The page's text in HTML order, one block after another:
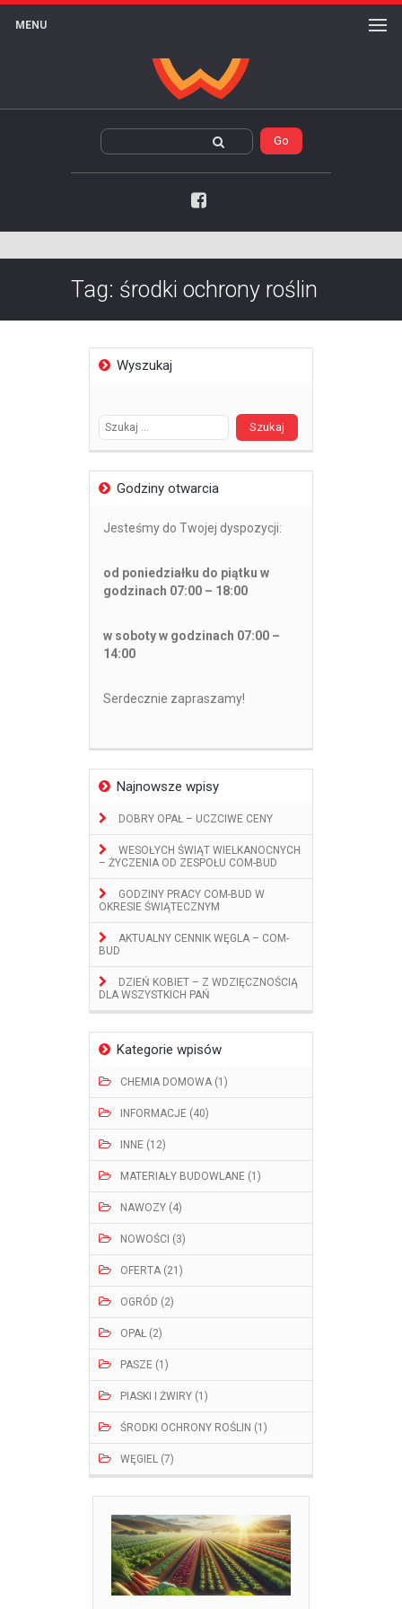
MENU
Tag: środki ochrony roślin
Wyszukaj
Godziny otwarcia
Jesteśmy do Twojej dyspozycji:
od poniedziałku do piątku w
godzinach 07:00 – 18:00
w soboty w godzinach 07:00 –
14:00
Serdecznie zapraszamy!
Najnowsze wpisy
DOBRY OPAŁ – UCZCIWE CENY
WESOŁYCH ŚWIĄT WIELKANOCNYCH
– ŻYCZENIA OD ZESPOŁU COM-BUD
GODZINY PRACY COM-BUD W
OKRESIE ŚWIĄTECZNYM
AKTUALNY CENNIK WĘGLA – COM-
BUD
DZIEŃ KOBIET – Z WDZIĘCZNOŚCIĄ
DLA WSZYSTKICH PAŃ
Kategorie wpisów
CHEMIA DOMOWA (1)
INFORMACJE (40)
INNE (12)
MATERIAŁY BUDOWLANE (1)
NAWOZY (4)
NOWOŚCI (3)
OFERTA (21)
OGRÓD (2)
OPAŁ (2)
PASZE (1)
PIASKI I ŻWIRY (1)
ŚRODKI OCHRONY ROŚLIN (1)
WĘGIEL (7)